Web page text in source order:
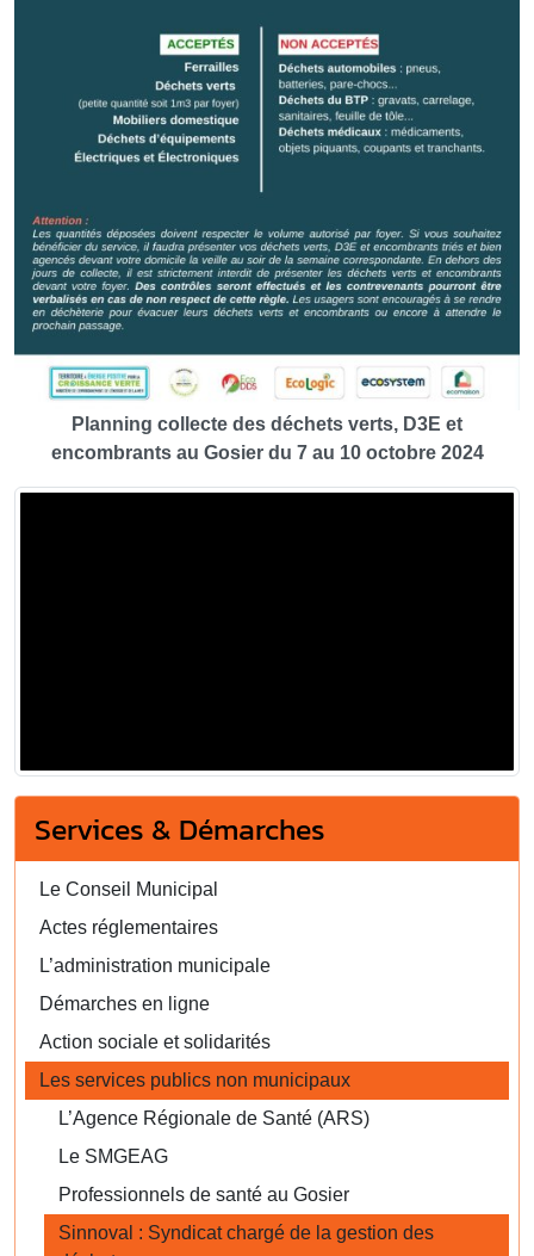
Planning collecte des déchets verts, D3E et
encombrants au Gosier du 7 au 10 octobre 2024
Services & Démarches
Le Conseil Municipal
Actes réglementaires
L’administration municipale
Démarches en ligne
Action sociale et solidarités
Les services publics non municipaux
L’Agence Régionale de Santé (ARS)
Le SMGEAG
Professionnels de santé au Gosier
Sinnoval : Syndicat chargé de la gestion des